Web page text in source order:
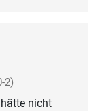
2)
nicht